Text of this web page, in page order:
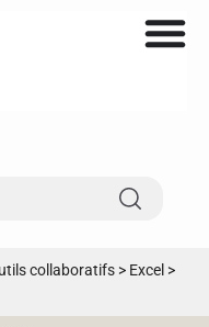
collaboratifs > Excel >